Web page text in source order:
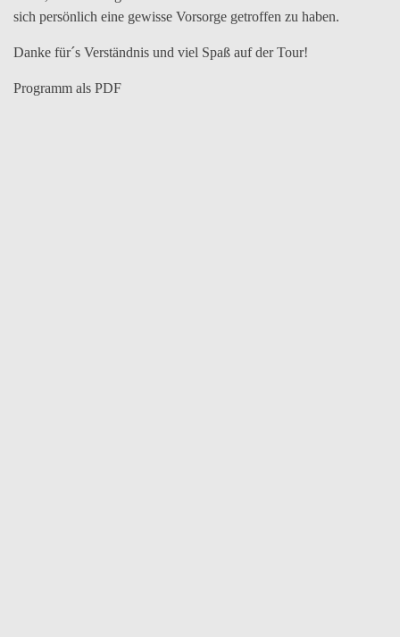
sich persönlich eine gewisse Vorsorge getroffen zu haben.
Danke für´s Verständnis und viel Spaß auf der Tour!
Programm als PDF